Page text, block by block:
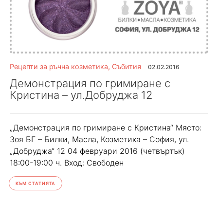
Рецепти за ръчна козметика, Събития 02.02.2016
Демонстрация по гримиране с
Кристина – ул.Добруджа 12
„Демонстрация по гримиране с Кристина“ Място:
Зоя БГ – Билки, Масла, Козметика – София, ул.
„Добруджа“ 12 04 февруари 2016 (четвъртък)
18:00-19:00 ч. Вход: Свободен
КЪМ СТАТИЯТА